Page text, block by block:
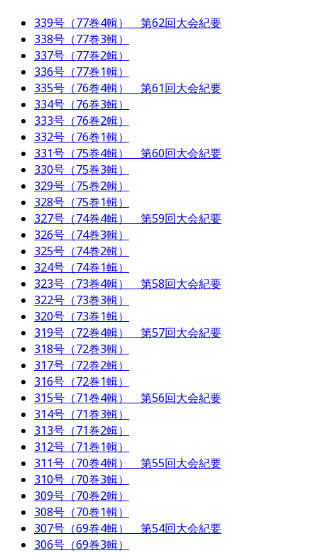
339号（77巻4輯） 第62回大会紀要
338号（77巻3輯）
337号（77巻2輯）
336号（77巻1輯）
335号（76巻4輯） 第61回大会紀要
334号（76巻3輯）
333号（76巻2輯）
332号（76巻1輯）
331号（75巻4輯） 第60回大会紀要
330号（75巻3輯）
329号（75巻2輯）
328号（75巻1輯）
327号（74巻4輯） 第59回大会紀要
326号（74巻3輯）
325号（74巻2輯）
324号（74巻1輯）
323号（73巻4輯） 第58回大会紀要
322号（73巻3輯）
320号（73巻1輯）
319号（72巻4輯） 第57回大会紀要
318号（72巻3輯）
317号（72巻2輯）
316号（72巻1輯）
315号（71巻4輯） 第56回大会紀要
314号（71巻3輯）
313号（71巻2輯）
312号（71巻1輯）
311号（70巻4輯） 第55回大会紀要
310号（70巻3輯）
309号（70巻2輯）
308号（70巻1輯）
307号（69巻4輯） 第54回大会紀要
306号（69巻3輯）